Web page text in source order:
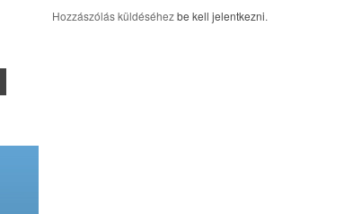
Hozzászólás küldéséhezbe kell jelentkezni.